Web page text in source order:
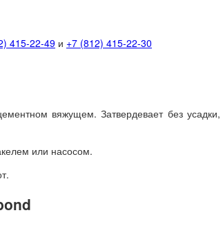
415-22-49 и +7 (812) 415-22-30
вяжущем. Затвердевает без
или насосом.